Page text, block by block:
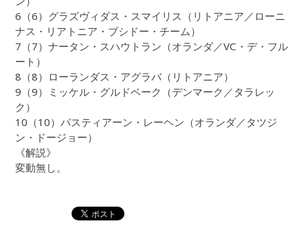
6（6）グラズヴィダス・スマイリス（リトアニア／ローニ
ナス・リアトニア・ブシドー・チーム）
7（7）ナータン・スハウトラン（オランダ／VC・デ・フル
ート）
8（8）ローランダス・アグラバ（リトアニア）
9（9）ミッケル・グルドベーク（デンマーク／タラレッ
ク）
10（10）バスティアーン・レーヘン（オランダ／タツジ
ン・ドージョー）
《解説》
変動無し。